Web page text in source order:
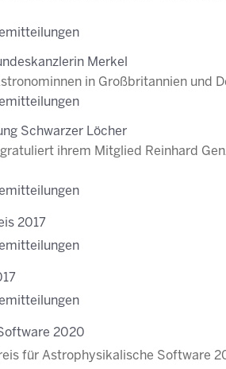
Merkel
in Großbritannien und
Schwarzer Löcher
ihrem Mitglied Reinhard
2017
2020
für Astrophysikalische